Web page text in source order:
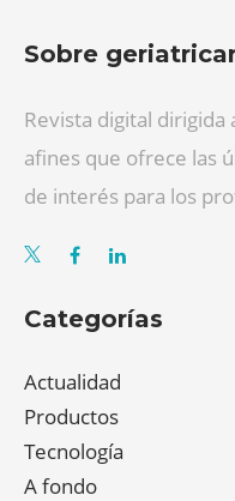
Sobre
Revista digital
afines que ofrece las
de interés para los
Categorías
Actualidad
Productos
Tecnología
A fondo